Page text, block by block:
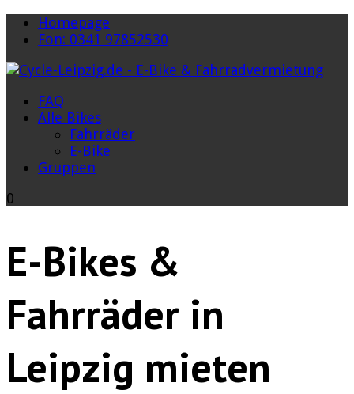
Homepage
Fon: 0341 97852530
FAQ
Alle Bikes
Fahrräder
E-Bike
Gruppen
0
E-Bikes &
Fahrräder in
Leipzig mieten